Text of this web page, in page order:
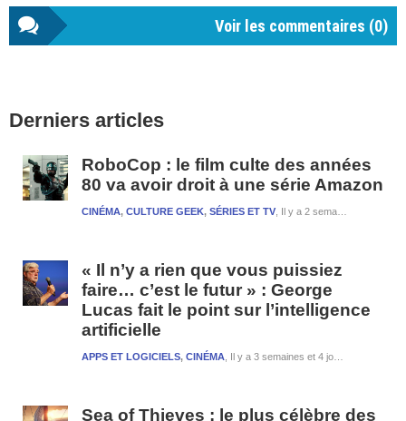
Voir les commentaires (0)
latérale
Derniers articles
RoboCop : le film culte des années
80 va avoir droit à une série Amazon
Il y a 2 semaines et 4 jours
CINÉMA, CULTURE GEEK, SÉRIES ET TV
« Il n’y a rien que vous puissiez
faire… c’est le futur » : George
Lucas fait le point sur l’intelligence
artificielle
Il y a 3 semaines et 4 jours
APPS ET LOGICIELS, CINÉMA
Sea of Thieves : le plus célèbre des